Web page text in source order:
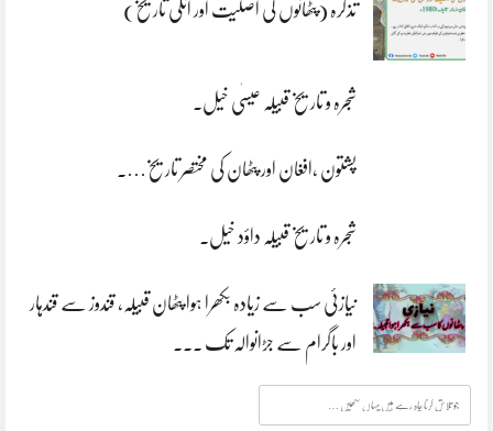
تذکرہ (پٹھانوں کی اصلیت اور انکی تاریخ)
شجرہ و تاریخ قبیلہ عیسٰی خیل.
پشتون ،افغان اور پٹھان کی مختصر تاریخ….
شجرہ و تاریخ قبیلہ داؤد خیل۔
نیازئی سب سے زیادہ بکھرا ہوا پٹھان قبیلہ، قندوز سے قندہار
اور باگرام سے جڑانوالہ تک ۔۔۔
تلاش
کرنا